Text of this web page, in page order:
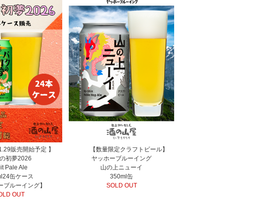
販売開始予定 】
初夢2026
Pale Ale
缶ケース
ブルーイング】
OUT
【数量限定クラフトビール】
ヤッホーブルーイング
山の上ニューイ
350ml缶
SOLD OUT